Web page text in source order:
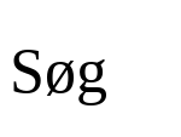
Søg